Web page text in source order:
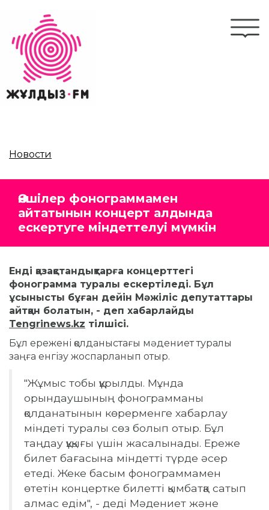
основному
содержанию
Новости
Әншілер фонограммамен
айтатынын концерт алдында
ескертуге міндеттелуі мүмкін
Енді қазақстандықтарға концерттегі
фонограмма туралы ескертіледі. Бұл
ұсынысты бұған дейін Мәжіліс депутаттары
айтқан болатын, - деп хабарлайды
Tengrinews.kz тілшісі.
Бұл ережені қолданыстағы мәдениет туралы
заңға енгізу жоспарланып отыр.
"Жұмыс тобы құрылды. Мұнда
орындаушының фонограмманы
қолданатынын көрерменге хабарлау
міндеті туралы сөз болып отыр. Бұл
таңдау құқығы үшін жасалынады. Ереже
билет бағасына міндетті түрде әсер
етеді. Жеке басым фонограммамен
өтетін концертке билетті қымбатқа сатып
алмас едім", - деді Мәдениет және